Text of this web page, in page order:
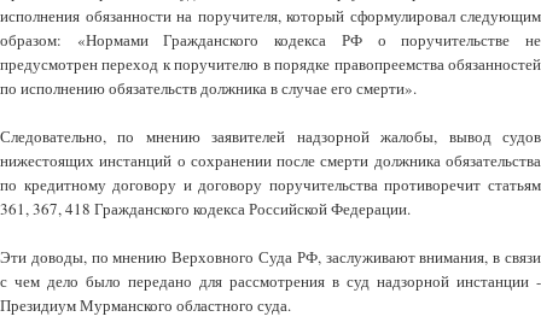
исполнения обязанности на поручителя, который сформулировал следующим
образом: «Нормами Гражданского кодекса РФ о поручительстве не
предусмотрен переход к поручителю в порядке правопреемства обязанностей
по исполнению обязательств должника в случае его смерти».
Следовательно, по мнению заявителей надзорной жалобы, вывод судов
нижестоящих инстанций о сохранении после смерти должника обязательства
по кредитному договору и договору поручительства противоречит статьям
361, 367, 418 Гражданского кодекса Российской Федерации.
Эти доводы, по мнению Верховного Суда РФ, заслуживают внимания, в связи
с чем дело было передано для рассмотрения в суд надзорной инстанции -
Президиум Мурманского областного суда.